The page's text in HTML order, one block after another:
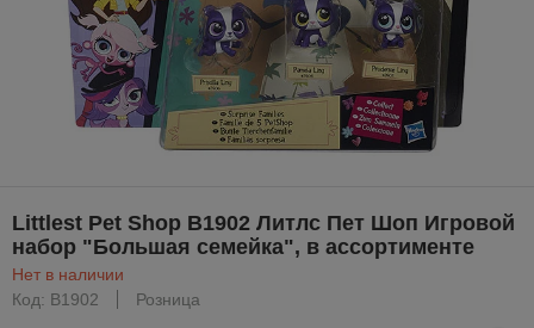
Littlest Pet Shop B1902 Литлс Пет Шоп Игровой
набор "Большая семейка", в ассортименте
Нет в наличии
Код: B1902
Розница